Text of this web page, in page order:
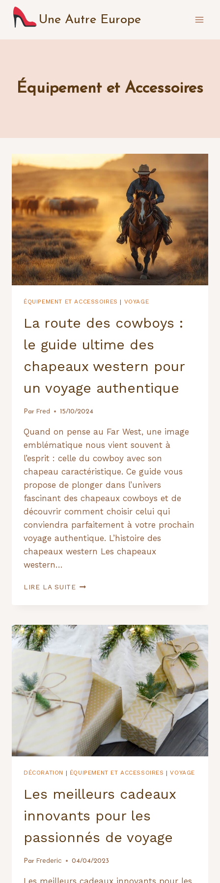
Aller
Une Autre Europe
Équipement et Accessoires
ÉQUIPEMENT ET ACCESSOIRES VOYAGE
La route des cowboys :
le guide ultime des
chapeaux western pour
un voyage authentique
Par Fred 15/10/2024
Quand on pense au Far West, une image
emblématique nous vient souvent à
l’esprit : celle du cowboy avec son
chapeau caractéristique. Ce guide vous
propose de plonger dans l’univers
fascinant des chapeaux cowboys et de
découvrir comment choisir celui qui
conviendra parfaitement à votre prochain
voyage authentique. L’histoire des
chapeaux western Les chapeaux
western…
LIRE LA SUITELA
:
GUIDE
ULTIME
DES
CHAPEAUX
WESTERN
POUR
UN
VOYAGE
AUTHENTIQUE
DÉCORATION ÉQUIPEMENT ET ACCESSOIRES |VOYAGE
Les meilleurs cadeaux
innovants pour les
passionnés de voyage
Par Frederic 04/04/2023